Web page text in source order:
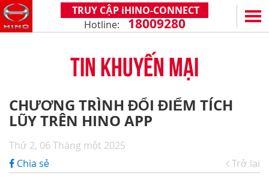
TRUY CẬP iHINO-CONNECT
Hotline: 18009280
(Tải trọng: 1,8 - 4,4 tấn)
XZU650 - 4,99 TẤN (CABIN TIÊU CHUẨN)
SERIES 500
SERIES 700
(KL kéo theo: 39 tấn)
DỊCH VỤ VÀ PHỤ TÙNG
CHÍNH SÁCH BẢO HÀNH
PHỤ TÙNG CHÍNH HÃNG
HỖ TRỢ TỔNG THỂ
DỊCH VỤ TÀI CHÍNH HINO
ĐẠI LÝ
HỆ THỐNG ĐẠI LÝ
TIN TỨC
TIN KHUYẾN MẠI
CHƯƠNG TRÌNH ĐỔI ĐIỂM TÍCH
LŨY TRÊN HINO APP
Thứ 2, 06 Tháng một 2025
Chia sẻ
Trở lại